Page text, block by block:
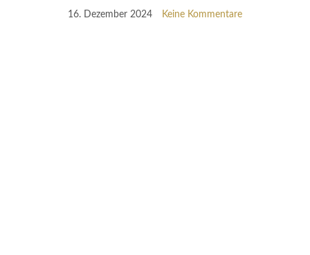
16. Dezember 2024 Keine Kommentare